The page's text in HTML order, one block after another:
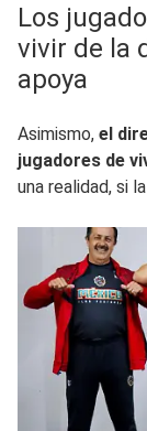
Los
vivir de la
apoya
Asimismo, el
jugadores de
una realidad, si